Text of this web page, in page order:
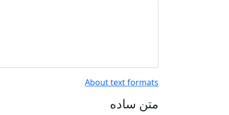
About text formats
متن ساده